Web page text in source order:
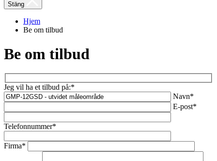
Stäng
Hjem
Be om tilbud
Be om tilbud
Jeg vil ha et tilbud på:*
Navn*
E-post*
Telefonnummer*
Firma*